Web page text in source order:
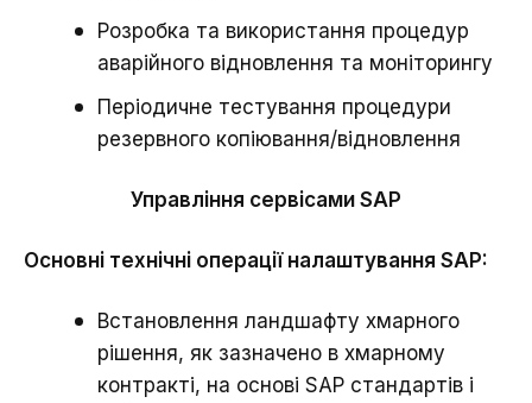
Розробка та використання процедур
аварійного відновлення та моніторингу
Періодичне тестування процедури
резервного копіювання/відновлення
Управління сервісами SAP
Основні технічні операції налаштування SAP:
Встановлення ландшафту хмарного
рішення, як зазначено в хмарному
контракті, на основі SAP стандартів і